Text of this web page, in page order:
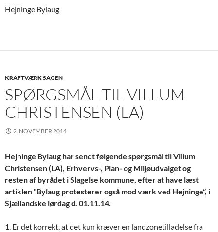
Hejninge Bylaug
KRAFTVÆRK SAGEN
SPØRGSMÅL TIL VILLUM
CHRISTENSEN (LA)
2. NOVEMBER 2014
Hejninge Bylaug har sendt følgende spørgsmål til Villum
Christensen (LA), Erhvervs-, Plan- og Miljøudvalget og
resten af byrådet i Slagelse kommune, efter at have læst
artiklen “Bylaug protesterer også mod værk ved Hejninge”, i
Sjællandske lørdag d. 01.11.14.
1. Er det korrekt, at det kun kræver en landzonetilladelse fra